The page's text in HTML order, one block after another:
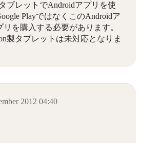
ブレットでAndroidアプリを使
PlayではなくこのAndroidア
を購入する必要があります。
製タブレットは未対応となりま
2012 04:40